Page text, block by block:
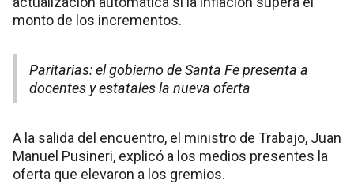
monto de los incrementos.
Paritarias: el gobierno de Santa Fe presenta a
docentes y estatales la nueva oferta
A la salida del encuentro, el ministro de Trabajo, Juan
Manuel Pusineri, explicó a los medios presentes la
oferta que elevaron a los gremios.